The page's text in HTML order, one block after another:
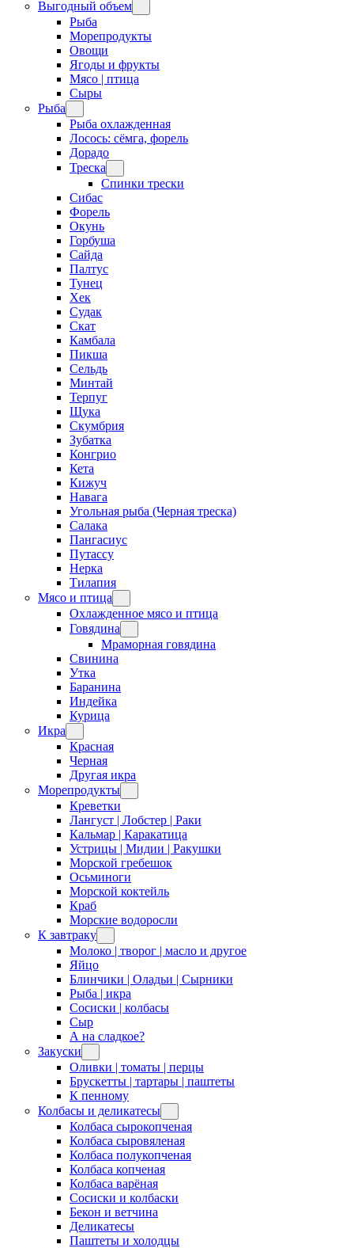
Выгодный объем
Рыба
Морепродукты
Овощи
Ягоды и фрукты
Мясо | птица
Сыры
Рыба
Рыба охлажденная
Лосось: сёмга, форель
Дорадо
Треска
Спинки трески
Сибас
Форель
Окунь
Горбуша
Сайда
Палтус
Тунец
Хек
Судак
Скат
Камбала
Пикша
Сельдь
Минтай
Терпуг
Щука
Скумбрия
Зубатка
Конгрио
Кета
Кижуч
Навага
Угольная рыба (Черная треска)
Салака
Пангасиус
Путассу
Нерка
Тилапия
Мясо и птица
Охлажденное мясо и птица
Говядина
Мраморная говядина
Свинина
Утка
Баранина
Индейка
Курица
Икра
Красная
Черная
Другая икра
Морепродукты
Креветки
Лангуст | Лобстер | Раки
Кальмар | Каракатица
Устрицы | Мидии | Ракушки
Морской гребешок
Осьминоги
Морской коктейль
Краб
Морские водоросли
К завтраку
Молоко | творог | масло и другое
Яйцо
Блинчики | Оладьи | Сырники
Рыба | икра
Сосиски | колбасы
Сыр
А на сладкое?
Закуски
Оливки | томаты | перцы
Брускетты | тартары | паштеты
К пенному
Колбасы и деликатесы
Колбаса сырокопченая
Колбаса сыровяленая
Колбаса полукопченая
Колбаса копченая
Колбаса варёная
Сосиски и колбаски
Бекон и ветчина
Деликатесы
Паштеты и холодцы